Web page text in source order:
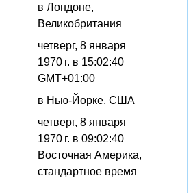
в Лондоне,
Великобритания
четверг, 8 января
1970 г. в 15:02:40
GMT+01:00
в Нью-Йорке, США
четверг, 8 января
1970 г. в 09:02:40
Восточная Америка,
стандартное время